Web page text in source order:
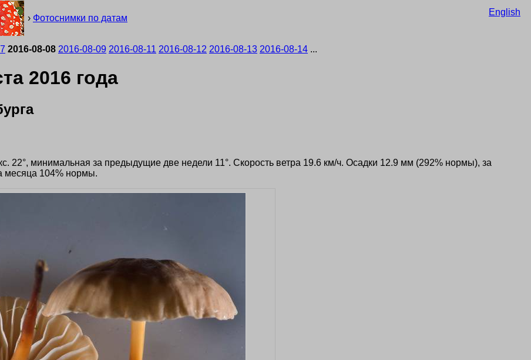
› Фотоснимки по датам
English
2016-08-08 2016-08-09 2016-08-11 2016-08-12 2016-08-13 2016-08-14 ...
2016 года
22°, минимальная за предыдущие две недели 11°. Скорость ветра 19.6 км/ч. Осадки 12.9 мм (292% нормы), за
месяца 104% нормы.